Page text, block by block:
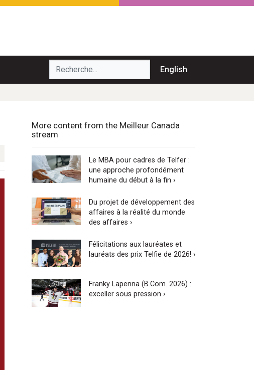
Recherche... English
More content from the Meilleur Canada
stream
Le MBA pour cadres de Telfer :
une approche profondément
humaine du début à la fin ›
Du projet de développement des
affaires à la réalité du monde
des affaires ›
Félicitations aux lauréates et
lauréats des prix Telfie de 2026! ›
Franky Lapenna (B.Com. 2026) :
exceller sous pression ›